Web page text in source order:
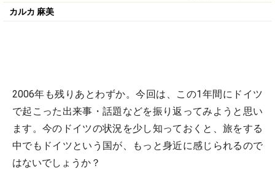
カルカ 麻美
2006年も残りあとわずか。今回は、この1年間にドイツ
で起こった出来事・話題などを振り返ってみようと思い
ます。今のドイツの状況を少し知っておくと、旅をする
中でもドイツという国が、もっと身近に感じられるので
はないでしょうか？